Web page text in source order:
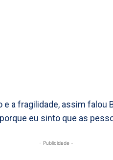
a fragilidade, assim falou
eu sinto que as
- Publicidade -